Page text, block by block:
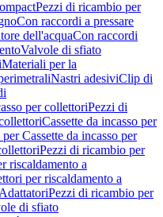
Pezzi di ricambio per
Con raccordi a pressare
dell'acquaCon raccordi
Valvole di sfiato
Materiali per la
Nastri adesiviClip di
per collettoriPezzi di
Cassette da incasso per
Cassette da incasso per
Pezzi di ricambio per
riscaldamento a
per riscaldamento a
AdattatoriPezzi di ricambio per
di sfiato